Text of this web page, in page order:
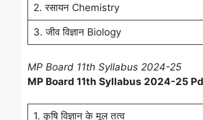
2. रसायन Chemistry
3. जीव विज्ञान Biology
MP Board 11th Syllabus 2024-25
MP Board 11th Syllabus 2024-25
1. कृषि विज्ञान के मूल तत्व